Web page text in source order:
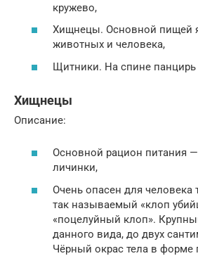
кружево,
Хищнецы. Основной пищей
животных и человека,
Щитники. На спине
Хищнецы
Описание:
Основной рацион питания
личинки,
Очень опасен для
так называемый «клоп
«поцелуйный клоп».
данного вида, до двух
Чёрный окрас тела в форме